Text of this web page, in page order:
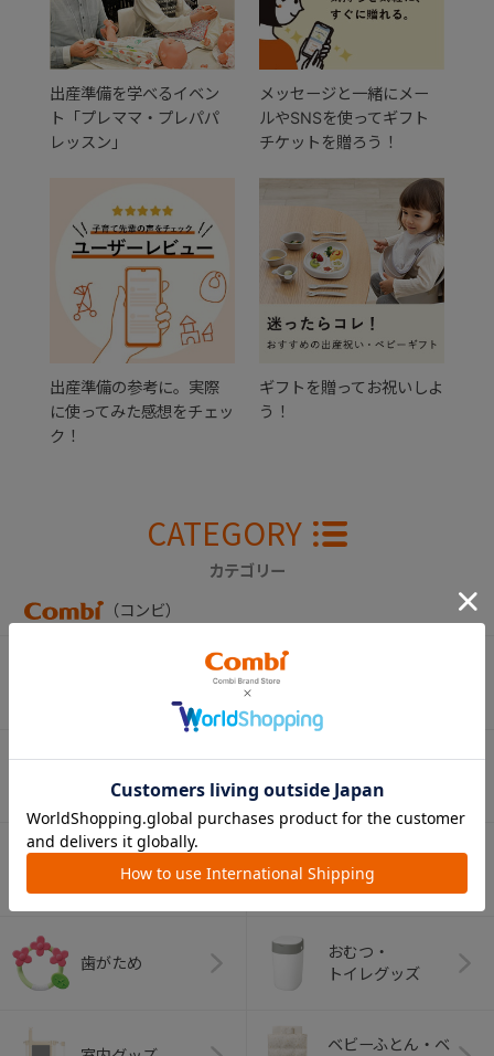
出産準備を学べるイベン
ト「プレママ・プレパパ
レッスン」
メッセージと一緒にメー
ルやSNSを使ってギフト
チケットを贈ろう！
出産準備の参考に。実際
に使ってみた感想をチェッ
ク！
ギフトを贈ってお祝いしよ
う！
CATEGORY
カテゴリー
（コンビ）
ベビーラック＆
ベビーチェア
抱っこひも
（子守帯）
哺乳びん関連
グッズ
おしゃぶり
歯がため
おむつ・
トイレグッズ
ベビーふとん・ベ